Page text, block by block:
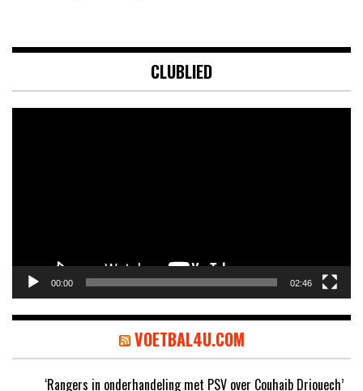
CLUBLIED
00:00 02:46
VOETBAL4U.COM
‘Rangers in onderhandeling met PSV over Couhaib Driouech’